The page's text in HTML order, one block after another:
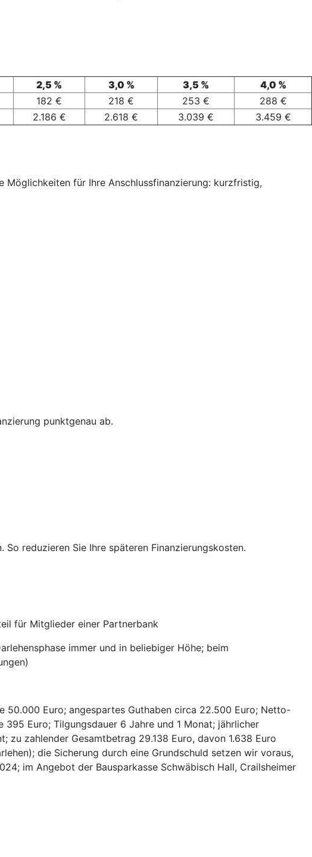
2,5 % 3,0 % 3,5 %
4,0 %
182 € 218 € 253 €
288 €
2.186 € 2.618 € 3.039 €
3.459 €
Möglichkeiten für Ihre Anschlussfinanzierung: kurzfristig,
punktgenau ab.
reduzieren Sie Ihre späteren Finanzierungskosten.
für Mitglieder einer Partnerbank
immer und in beliebiger Höhe; beim
50.000 Euro; angespartes Guthaben circa 22.500 Euro; Netto-
Euro; Tilgungsdauer 6 Jahre und 1 Monat; jährlicher
zu zahlender Gesamtbetrag 29.138 Euro, davon 1.638 Euro
die Sicherung durch eine Grundschuld setzen wir voraus,
im Angebot der Bausparkasse Schwäbisch Hall, Crailsheimer